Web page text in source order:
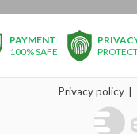
PAYMENT
100% SAFE
Privacy policy